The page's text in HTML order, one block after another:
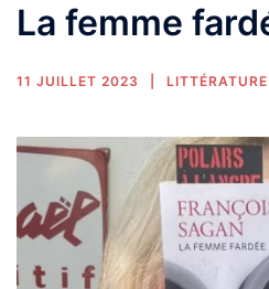
La femme
11 JUILLET 2023